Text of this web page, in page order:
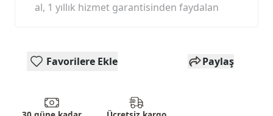
al, 1 yıllık hizmet garantisinden faydalan
Favorilere Ekle Paylaş